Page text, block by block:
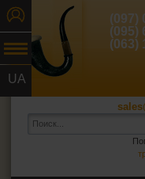
UA
(097)
(095)
(063)